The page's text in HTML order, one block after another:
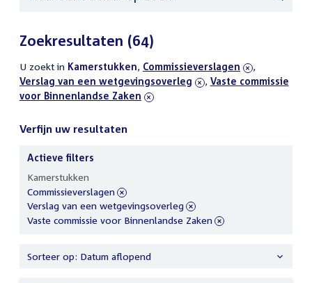
Zoekresultaten (64)
U zoekt in actieve
filters
Kamerstukken, verwijder
filter
Commissieverslagen ,
filter
Verslag van een wetgevingsoverleg , verwijder
Vaste commissie
voor Binnenlandse Zaken
Verfijn uw resultaten
uw
resultaten
Actieve filters
Kamerstukken
verwijder
filter
Commissieverslagen
verwijder
filter
Verslag van een wetgevingsoverleg
verwijder
Vaste commissie voor Binnenlandse Zaken
Sorteer op: Datum aflopend